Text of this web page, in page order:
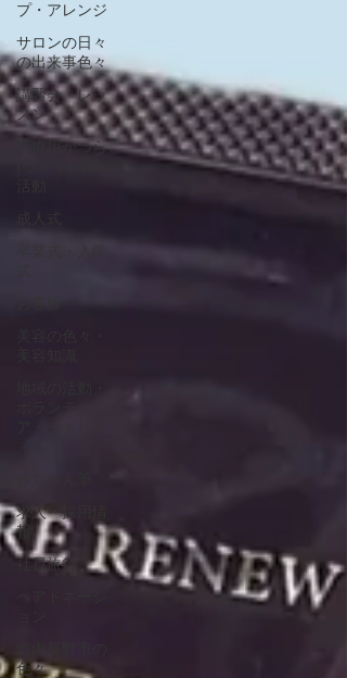
プ・アレンジ
サロンの日々
の出来事色々
講習会・レッ
スン
医療用かつら
求人・採用情
報
社員旅行
色々